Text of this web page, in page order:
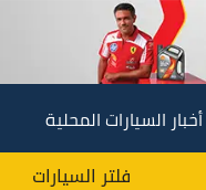
أخبار السيارات المحلية
فلتر السيارات